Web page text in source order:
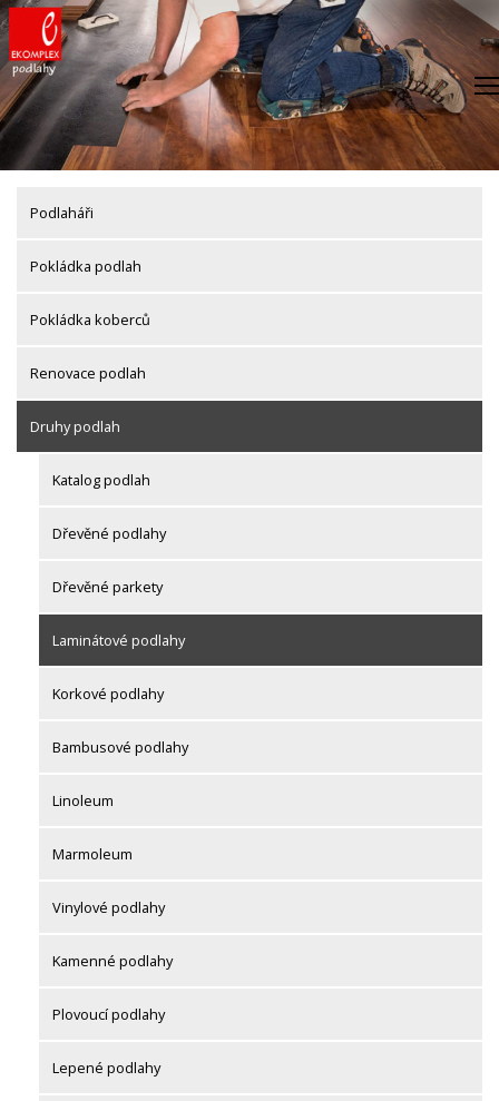
Skip
to
content
Podlaháři
Pokládka podlah
Pokládka koberců
Renovace podlah
Druhy podlah
Katalog podlah
Dřevěné podlahy
Dřevěné parkety
Laminátové podlahy
Korkové podlahy
Bambusové podlahy
Linoleum
Marmoleum
Vinylové podlahy
Kamenné podlahy
Plovoucí podlahy
Lepené podlahy